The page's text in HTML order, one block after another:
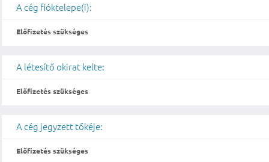
A cég fióktelepe(i):
Előfizetés szükséges
A létesítő okirat kelte:
Előfizetés szükséges
A cég jegyzett tőkéje:
Előfizetés szükséges